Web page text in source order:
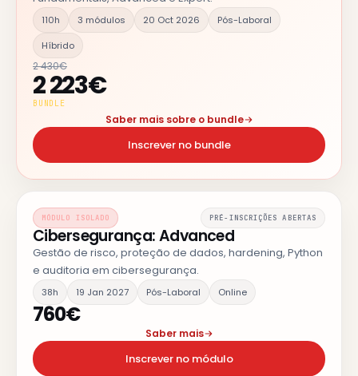
110h 3 módulos 20 Oct 2026
Pós-Laboral
Híbrido
2 430€
2 223€
BUNDLE
Saber mais sobre o bundle
Inscrever no bundle
MÓDULO ISOLADO PRÉ-INSCRIÇÕES ABERTAS
Cibersegurança: Advanced
Gestão de risco, proteção de dados, hardening, Python
e auditoria em cibersegurança.
38h 19 Jan 2027 Pós-Laboral Online
760€
Saber mais
Inscrever no módulo